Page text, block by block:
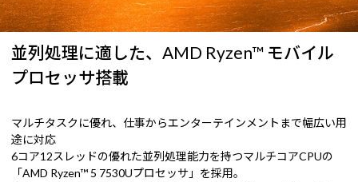
並列処理に適した、AMD Ryzen™ モバイル
プロセッサ搭載
マルチタスクに優れ、仕事からエンターテインメントまで幅広い用
途に対応
6コア12スレッドの優れた並列処理能力を持つマルチコアCPUの
「AMD Ryzen™ 5 7530Uプロセッサ」を採用。